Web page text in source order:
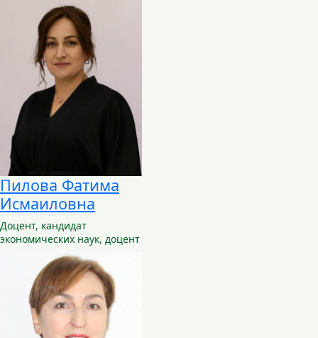
Пилова Фатима
Исмаиловна
Доцент, кандидат
экономических наук, доцент